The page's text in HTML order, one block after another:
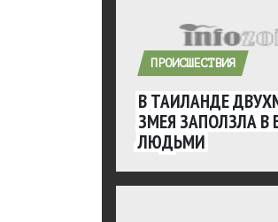
ПРОИСШЕСТВИЯ
В ТАИЛАНДЕ
ЗМЕЯ ЗАПОЛЗЛА В
ЛЮДЬМИ